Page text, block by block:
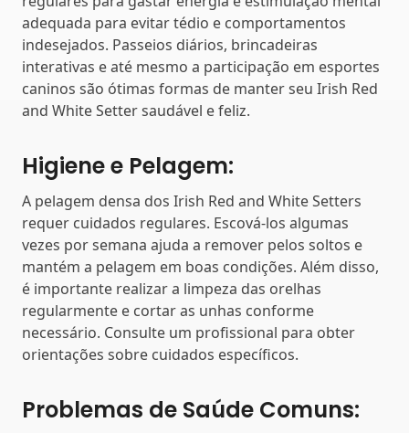
adequada para evitar tédio e comportamentos
indesejados. Passeios diários, brincadeiras
interativas e até mesmo a participação em esportes
caninos são ótimas formas de manter seu Irish Red
and White Setter saudável e feliz.
Higiene e Pelagem:
A pelagem densa dos Irish Red and White Setters
requer cuidados regulares. Escová-los algumas
vezes por semana ajuda a remover pelos soltos e
mantém a pelagem em boas condições. Além disso,
é importante realizar a limpeza das orelhas
regularmente e cortar as unhas conforme
necessário. Consulte um profissional para obter
orientações sobre cuidados específicos.
Problemas de Saúde Comuns: